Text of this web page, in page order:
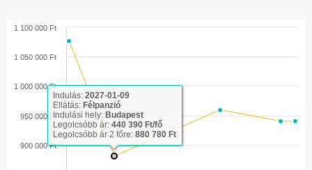
900 000 Ft
950 000 Ft
1 000 000 Ft
1 050 000 Ft
1 100 000 Ft
Indulás: 2027-01-09
Ellátás: Félpanzió
Indulási hely: Budapest
Legolcsóbb ár: 440 390 Ft/fő
Legolcsóbb ár 2 főre: 880 780 Ft